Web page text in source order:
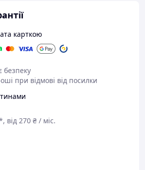
карткою
безпеку
при відмові від посилки
від 270 ₴ / міс.